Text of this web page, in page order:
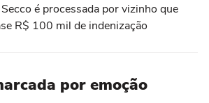
é processada por vizinho que
R$ 100 mil de indenização
por emoção